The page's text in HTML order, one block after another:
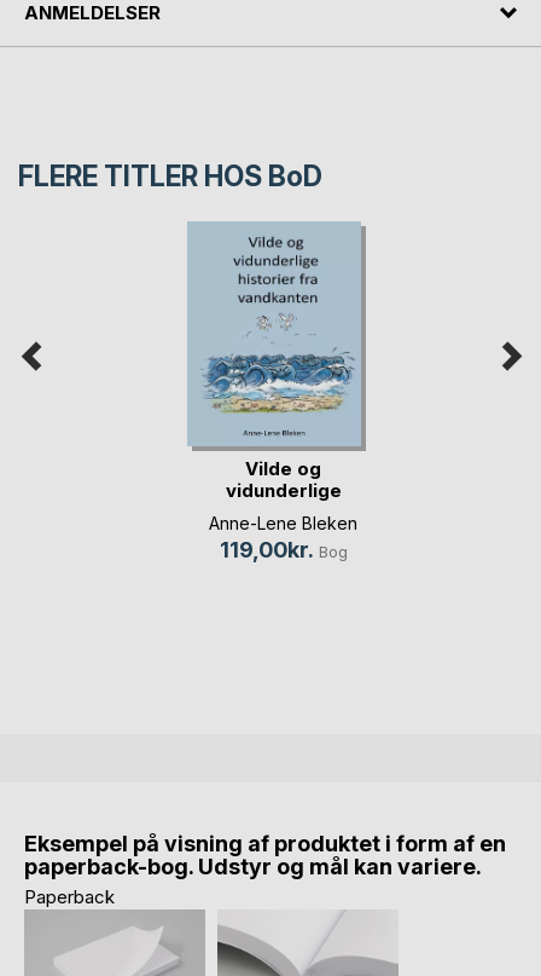
ANMELDELSER
FLERE TITLER HOS BoD
Vilde og
vidunderlige
historier fr(...)
Anne-Lene Bleken
119,00kr. Bog
Eksempel på visning af produktet i form af en
paperback-bog. Udstyr og mål kan variere.
Paperback